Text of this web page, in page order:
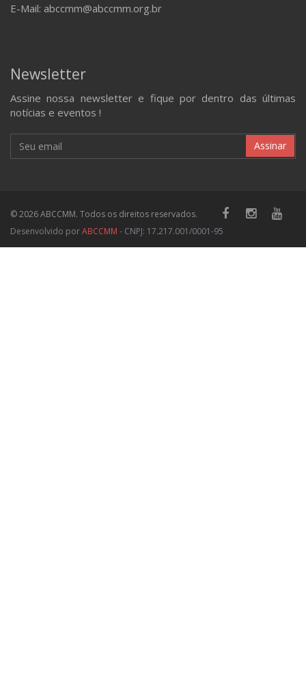
E-Mail: abccmm@abccmm.org.br
Newsletter
Assine nossa newsletter e fique por dentro das últimas
notícias e eventos !
Assinar
© 2026 ABCCMM. Todos os direitos reservados.
Desenvolvido porABCCMM - CNPJ: 17.217.001/0001-95